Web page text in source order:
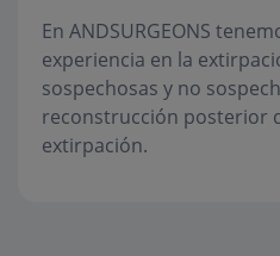
En ANDSURGEONS
experiencia en la
sospechosas y no
reconstrucción posterior
extirpación.